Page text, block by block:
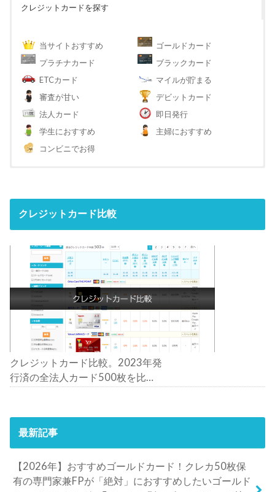
クレジットカードを探す
当サイトおすすめ
ゴールドカード
プラチナカード
ブラックカード
ETCカード
マイルが貯まる
審査が甘い
デビットカード
法人カード
即日発行
学生におすすめ
主婦におすすめ
コンビニでお得
クレジットカード比較
クレジットカード比較。2023年発
行済の全法人カード500枚を比
最新記事
【2026年】おすすめゴールドカード！クレカ50枚保
有の専門家兼FPが「絶対」におすすめしたいゴールド